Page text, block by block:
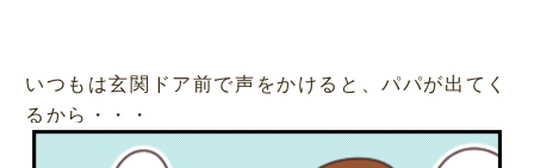
いつもは玄関ドア前で声をかけると、パパが出てく
るから・・・